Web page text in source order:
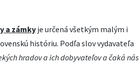
a zámky je určená všetkým malým i
históriu. Podľa slov vydavateľa
hradov a ich dobyvateľov a čaká nás